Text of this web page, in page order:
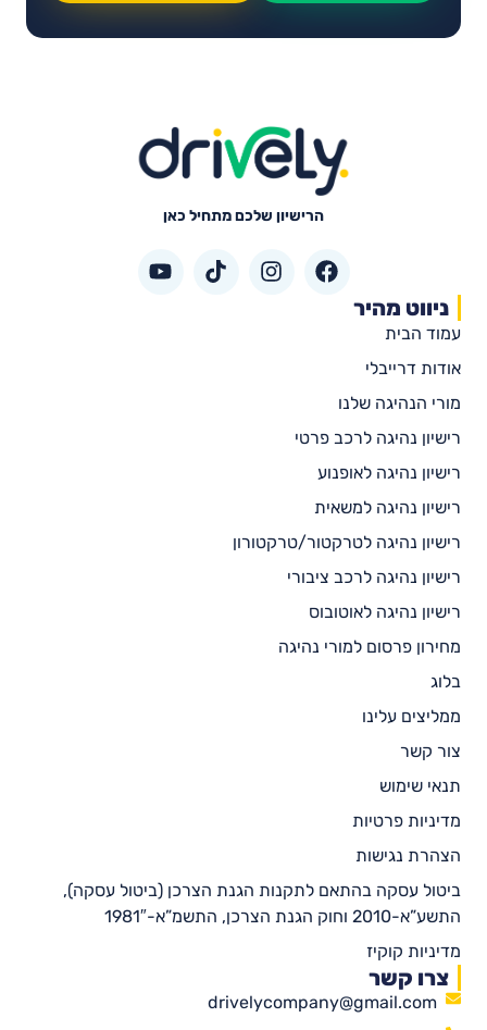
הרישיון שלכם מתחיל כאן
ניווט מהיר
עמוד הבית
אודות דרייבלי
מורי הנהיגה שלנו
רישיון נהיגה לרכב פרטי
רישיון נהיגה לאופנוע
רישיון נהיגה למשאית
רישיון נהיגה לטרקטור/טרקטורון
רישיון נהיגה לרכב ציבורי
רישיון נהיגה לאוטובוס
מחירון פרסום למורי נהיגה
בלוג
ממליצים עלינו
צור קשר
תנאי שימוש
מדיניות פרטיות
הצהרת נגישות
ביטול עסקה בהתאם לתקנות הגנת הצרכן (ביטול עסקה),
התשע”א-2010 וחוק הגנת הצרכן, התשמ”א-1981″
מדיניות קוקיז
צרו קשר
drivelycompany@gmail.com